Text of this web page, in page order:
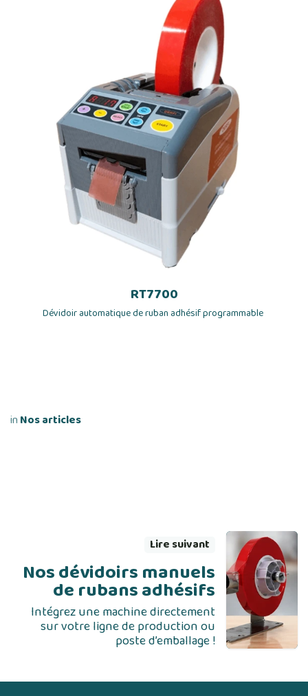
RT7700
Dévidoir automatique de ruban adhésif programmable
in Nos articles
Lire suivant
Nos dévidoirs manuels
de rubans adhésifs
Intégrez une machine directement
sur votre ligne de production ou
poste d’emballage !